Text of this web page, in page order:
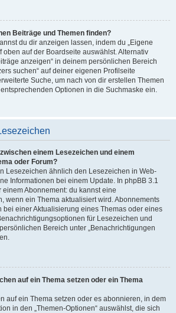
Beiträge und Themen finden?
du dir anzeigen lassen, indem du „Eigene
oben auf der Boardseite auswählst. Alternativ
anzeigen“ in deinem persönlichen Bereich
suchen“ auf deiner eigenen Profilseite
Suche, um nach von dir erstellen Themen
Optionen in die Suchmaske ein.
einem Lesezeichen und einem
oder Forum?
Lesezeichen ähnlich den Lesezeichen in Web-
Informationen bei einem Update. In phpBB 3.1
Abonnement: du kannst eine
wenn ein Thema aktualisiert wird. Abonnements
bei einer Aktualisierung eines Themas oder eines
für Lesezeichen und
Bereich unter „Benachrichtigungen
auf ein Thema setzen oder ein Thema
auf ein Thema setzen oder es abonnieren, in dem
in den „Themen-Optionen“ auswählst, die sich